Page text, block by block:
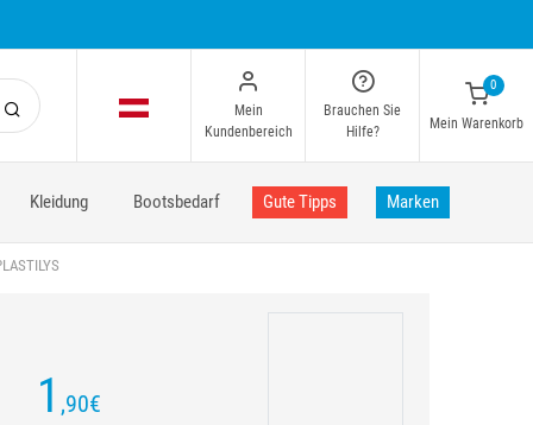
Mein
Kundenbereich
Brauchen Sie
Hilfe?
0
Mein Warenkorb
Kleidung Bootsbedarf Gute Tipps Marken
1 ,90€